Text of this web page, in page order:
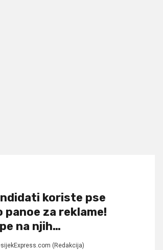
koriste pse
panoe za reklame!
na njih…
(Redakcija)